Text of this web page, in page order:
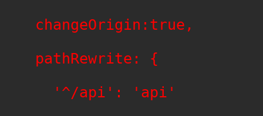
changeOrigin:true,
pathRewrite: {
'^/api': 'api'